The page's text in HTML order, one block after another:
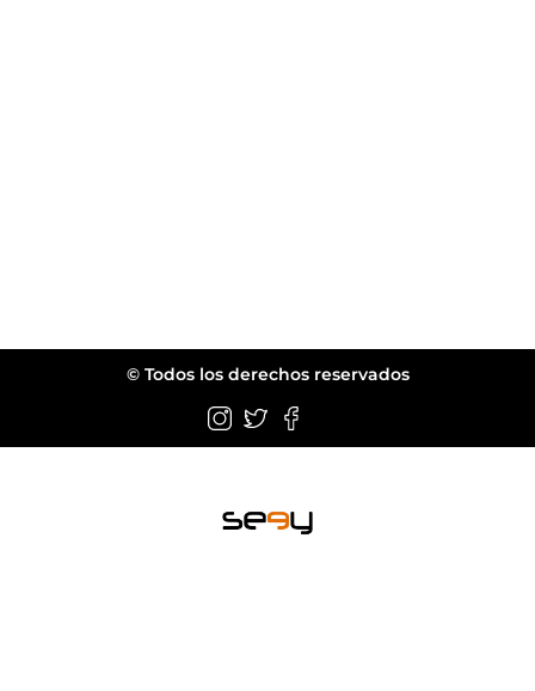
© Todos los derechos reservados